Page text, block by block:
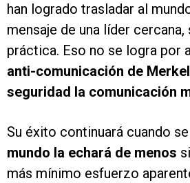
han logrado trasladar al
mensaje de una líder
práctica. Eso no se logra por
anti-comunicación de
seguridad la comunicación
Su éxito continuará cuando
mundo la echará de menos
más mínimo esfuerzo